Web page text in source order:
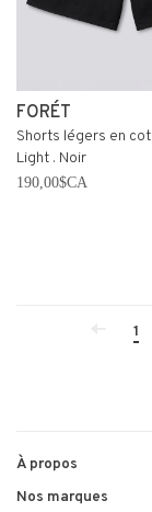
FORÉT
Shorts légers en
Light . Noir
190,00$CA
1
À propos
Nos marques